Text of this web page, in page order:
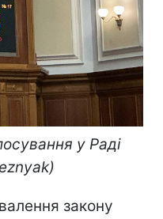
у Раді
закону